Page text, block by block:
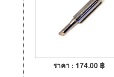
ราคา : 174.00 ฿